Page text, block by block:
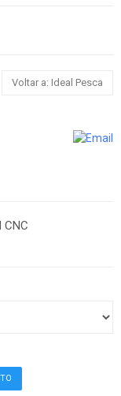
Voltar a: Ideal Pesca
CNC